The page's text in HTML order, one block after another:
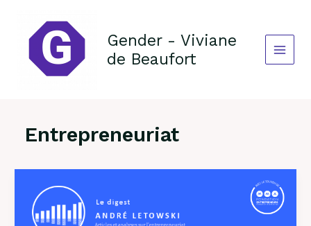
contenu
Gender - Viviane
de Beaufort
Entrepreneuriat
note
synthétique
d’André